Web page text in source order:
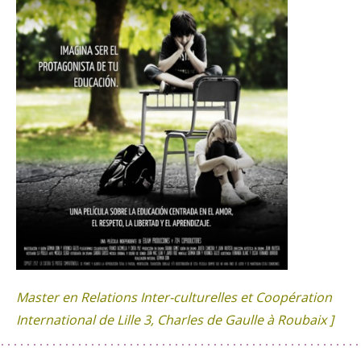
Master en Relations Inter-culturelles et Coopération
International de Lille 3, Charles de Gaulle à Roubaix ]